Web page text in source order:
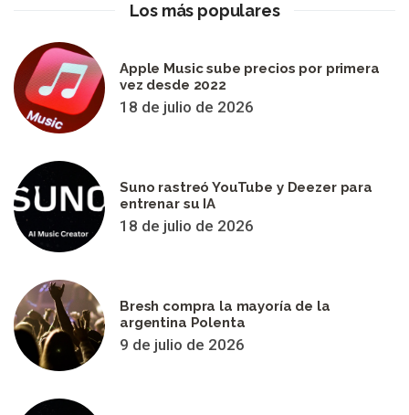
Los más populares
Apple Music sube precios por primera
vez desde 2022
18 de julio de 2026
Suno rastreó YouTube y Deezer para
entrenar su IA
18 de julio de 2026
Bresh compra la mayoría de la
argentina Polenta
9 de julio de 2026